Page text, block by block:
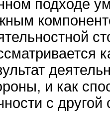
подходе
и как
с другой